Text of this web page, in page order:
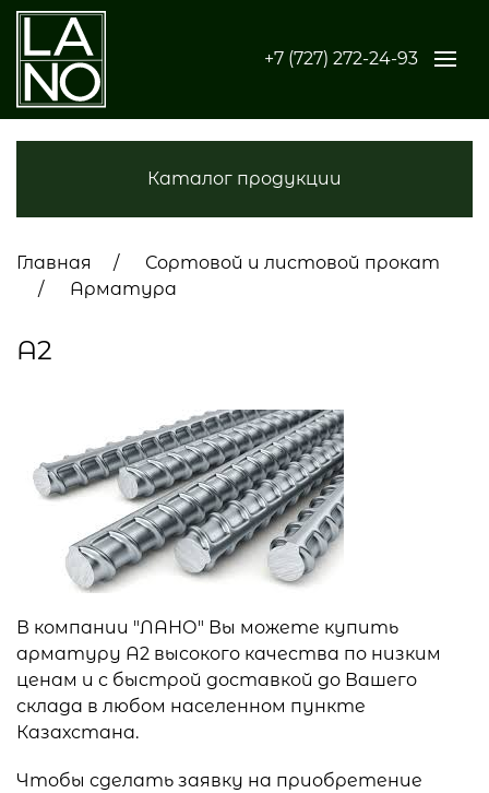
+7 (727) 272-24-93
Каталог продукции
Главная
Сортовой и листовой прокат
Арматура
А2
В компании "ЛАНО" Вы можете купить
арматуру А2 высокого качества по низким
ценам и с быстрой доставкой до Вашего
склада в любом населенном пункте
Казахстана.
Чтобы сделать заявку на приобретение